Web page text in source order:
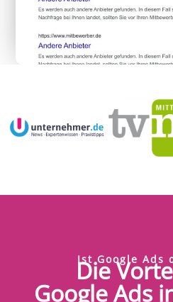
Ist Google Ads
Die
Google Ads